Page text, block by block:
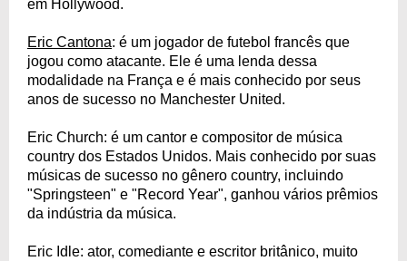
em Hollywood.
Eric Cantona: é um jogador de futebol francês que
jogou como atacante. Ele é uma lenda dessa
modalidade na França e é mais conhecido por seus
anos de sucesso no Manchester United.
Eric Church: é um cantor e compositor de música
country dos Estados Unidos. Mais conhecido por suas
músicas de sucesso no gênero country, incluindo
"Springsteen" e "Record Year", ganhou vários prêmios
da indústria da música.
Eric Idle: ator, comediante e escritor britânico, muito